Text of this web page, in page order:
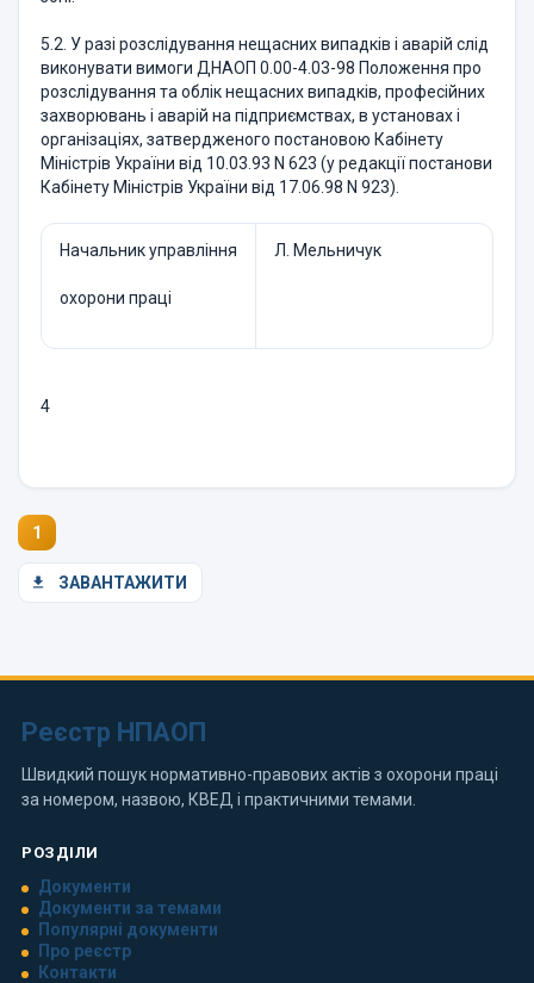
5.2. У разі розслідування нещасних випадків і аварій слід
виконувати вимоги ДНАОП 0.00-4.03-98 Положення про
розслідування та облік нещасних випадків, професійних
захворювань і аварій на підприємствах, в установах і
організаціях, затвердженого постановою Кабінету
Міністрів України від 10.03.93 N 623 (у редакції постанови
Кабінету Міністрів України від 17.06.98 N 923).
Начальник управління
охорони праці
Л. Мельничук
4
1
ЗАВАНТАЖИТИ
Реєстр НПАОП
Швидкий пошук нормативно-правових актів з охорони праці
за номером, назвою, КВЕД і практичними темами.
РОЗДІЛИ
Документи
Документи за темами
Популярні документи
Про реєстр
Контакти